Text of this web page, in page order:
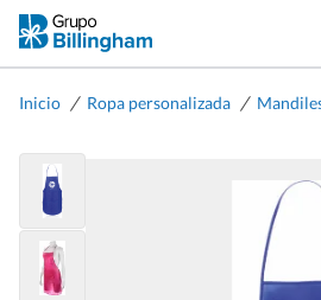
Inicio / Ropa personalizada /